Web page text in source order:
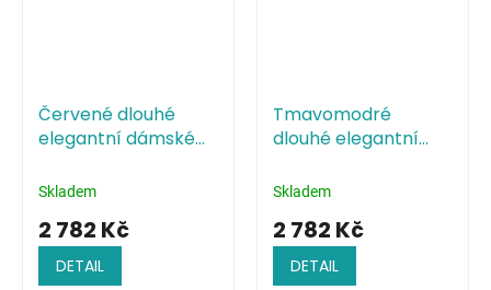
Červené dlouhé
elegantní dámské
rameny
Skladem
2 782 Kč
DETAIL
Tmavomodré
dlouhé elegantní
odhalenými rameny
Skladem
2 782 Kč
DETAIL